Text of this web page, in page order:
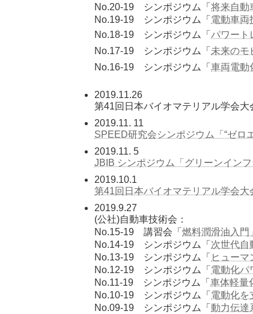
No.20-19 シンポジウム「 将来自動
No.19-19 シンポジウム「 電動車両
No.18-19 シンポジウム「 パワート
No.17-19 シンポジウム「 未来のモ
No.16-19 シンポジウム「 車両電動
2019.11.26
第41回日本バイオマテリアル学会大
2019.11. 11
SPEED研究会シンポジウム「“ゼ
2019.11. 5
JBIB シンポジウム「グリーンインフ
2019.10.1
第41回日本バイオマテリアル学会
2019.9.27
(公社)自動車技術会：
No.15-19 講習会「 燃料潤滑油入門
No.14-19 シンポジウム「 次世代自
No.13-19 シンポジウム「 ヒュー
No.12-19 シンポジウム「 電動化パ
No.11-19 シンポジウム「 車体軽量
No.10-19 シンポジウム「 電動化を
No.09-19 シンポジウム「 動力伝達